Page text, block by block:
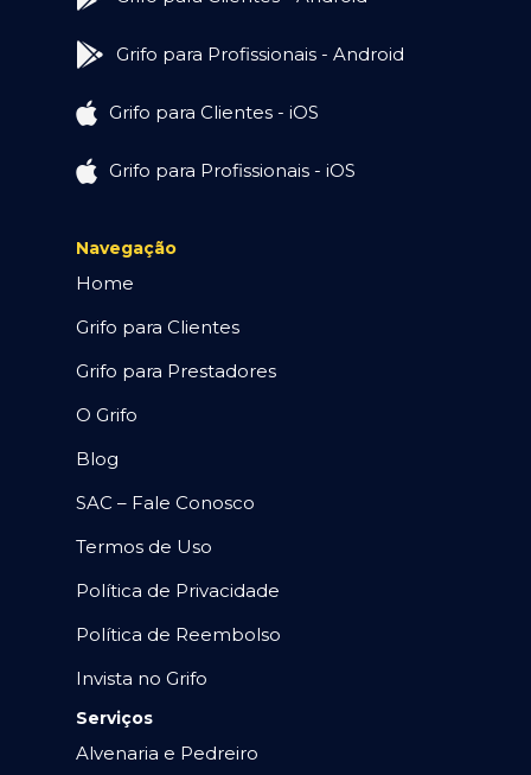
Grifo para Profissionais - Android
Grifo para Clientes - iOS
Grifo para Profissionais - iOS
Navegação
Home
Grifo para Clientes
Grifo para Prestadores
O Grifo
Blog
SAC – Fale Conosco
Termos de Uso
Política de Privacidade
Política de Reembolso
Invista no Grifo
Serviços
Alvenaria e Pedreiro